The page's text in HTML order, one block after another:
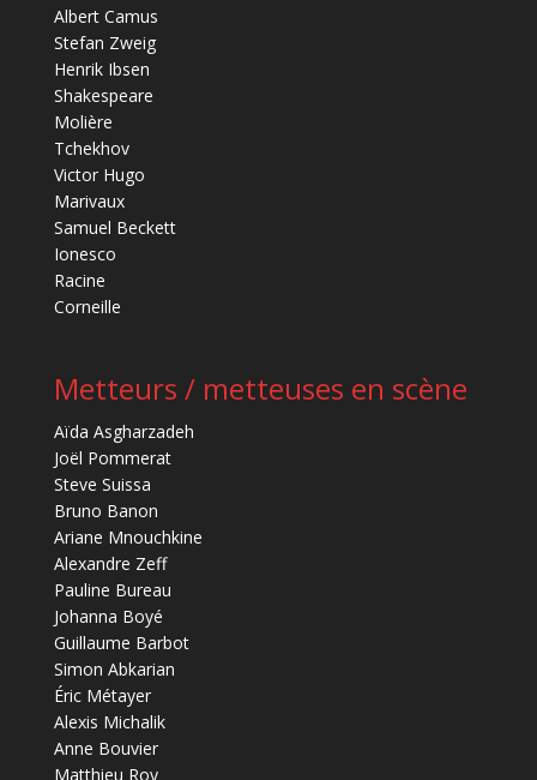
Albert Camus
Stefan Zweig
Henrik Ibsen
Shakespeare
Molière
Tchekhov
Victor Hugo
Marivaux
Samuel Beckett
Ionesco
Racine
Corneille
Metteurs / metteuses en scène
Aïda Asgharzadeh
Joël Pommerat
Steve Suissa
Bruno Banon
Ariane Mnouchkine
Alexandre Zeff
Pauline Bureau
Johanna Boyé
Guillaume Barbot
Simon Abkarian
Éric Métayer
Alexis Michalik
Anne Bouvier
Matthieu Roy